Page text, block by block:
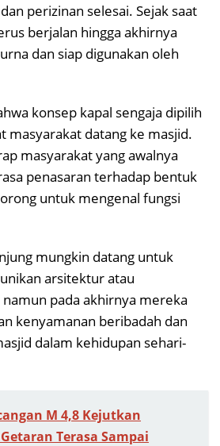
perizinan selesai. Sejak saat
berjalan hingga akhirnya
dan siap digunakan oleh
konsep kapal sengaja dipilih
masyarakat datang ke masjid.
masyarakat yang awalnya
penasaran terhadap bentuk
untuk mengenal fungsi
mungkin datang untuk
arsitektur atau
pada akhirnya mereka
kenyamanan beribadah dan
dalam kehidupan sehari-
M 4,8 Kejutkan
Terasa Sampai